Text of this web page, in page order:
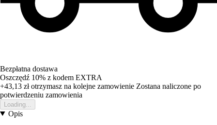
Bezpłatna dostawa
Oszczędź 10% z kodem EXTRA
+43,13 złotrzymasz na kolejne zamowienie Zostana naliczone po
potwierdzeniu zamowienia
Loading...
Opis